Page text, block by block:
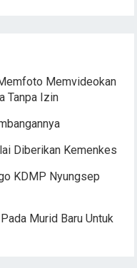
Memvideokan
Tanpa Izin
Diberikan Kemenkes
KDMP Nyungsep
Murid Baru Untuk